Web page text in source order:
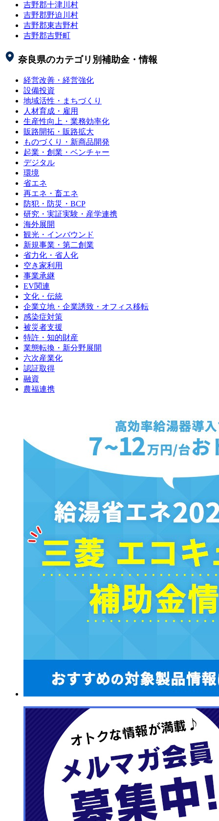
吉野郡十津川村
吉野郡野迫川村
吉野郡東吉野村
吉野郡吉野町
奈良県のカテゴリ別補助金・情報
経営改善・経営強化
設備投資
地域活性・まちづくり
人材育成・雇用
生産性向上・業務効率化
販路開拓・販路拡大
ものづくり・新商品開発
起業・創業・ベンチャー
デジタル
環境
省エネ
再エネ・畜エネ
防犯・防災・BCP
研究・実証実験・産学連携
海外展開
観光・インバウンド
新規事業・第二創業
省力化・省人化
空き家利用
事業承継
EV関連
文化・伝統
企業立地・企業誘致・オフィス移転
感染症対策
被災者支援
特許・知的財産
業態転換・新分野展開
六次産業化
認証取得
融資
農福連携